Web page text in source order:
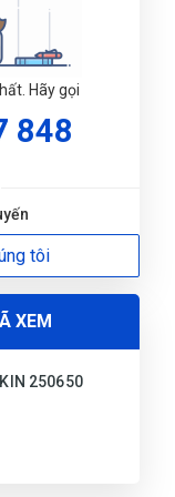
Hãy gọi
848
tôi
XEM
250650